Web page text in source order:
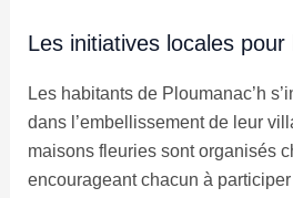
Les initiatives locales pour
Les habitants de Ploumanac’h
dans l’embellissement de leur
maisons fleuries sont organisés
encourageant chacun à participer